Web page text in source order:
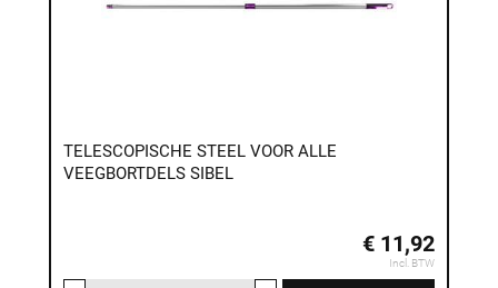
TELESCOPISCHE STEEL VOOR ALLE
VEEGBORTDELS SIBEL
€ 11,92
Incl. BTW